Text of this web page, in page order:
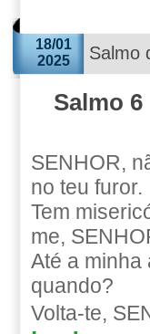
18/01
2025
Salmo
Salmo 6
SENHOR,
no teu furor.
Tem
me,
Até a minha
quando?
Volta-te,